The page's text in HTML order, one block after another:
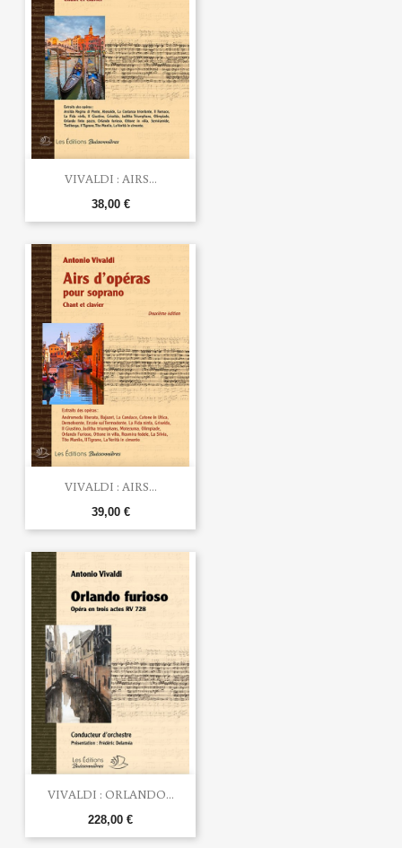
VIVALDI : AIRS...
38,00 €
VIVALDI : AIRS...
39,00 €
VIVALDI : ORLANDO...
228,00 €